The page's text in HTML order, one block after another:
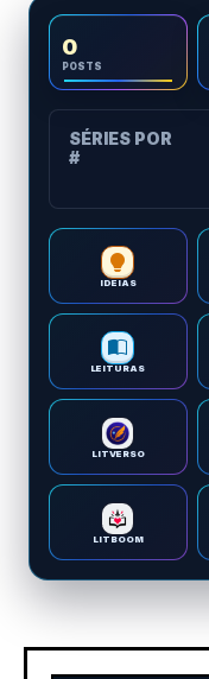
0
POSTS
SÉRIES POR
#
IDEIAS
LEITURAS
LITVERSO
LITBOOM